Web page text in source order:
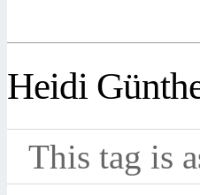
Heidi
This tag is